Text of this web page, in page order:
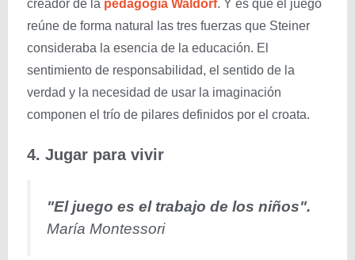
creador de la pedagogía Waldorf. Y es que el juego
reúne de forma natural las tres fuerzas que Steiner
consideraba la esencia de la educación. El
sentimiento de responsabilidad, el sentido de la
verdad y la necesidad de usar la imaginación
componen el trío de pilares definidos por el croata.
4. Jugar para vivir
"El juego es el trabajo de los niños".
María Montessori